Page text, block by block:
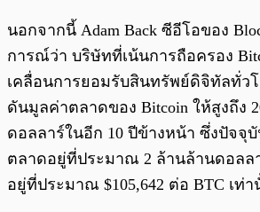
นอกจากนี้ Adam Back ซีอีโอของ
การณ์ว่า บริษัทที่เน้นการถือครอง
เคลื่อนการยอมรับสินทรัพย์ดิจิทัลทั่ว
ดันมูลค่าตลาดของ Bitcoin ให้สูงถึง
ดอลลาร์ในอีก 10 ปีข้างหน้า ซึ่งปัจจุ
ตลาดอยู่ที่ประมาณ 2 ล้านล้านดอลล
อยู่ที่ประมาณ $105,642 ต่อ BTC เท่า